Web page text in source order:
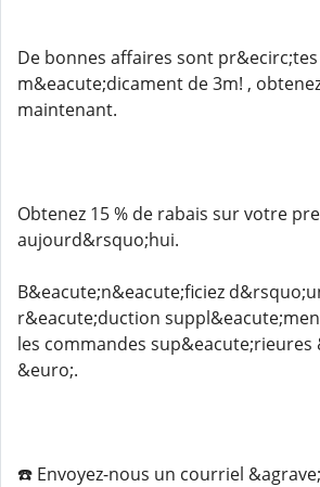
De bonnes affaires sont
m&eacute;dicament de 3m! ,
maintenant.
Obtenez 15 % de rabais sur votre
aujourd&rsquo;hui.
B&eacute;n&eacute;ficiez
r&eacute;duction
les commandes sup&eacute;rieures
&euro;.
☎️ Envoyez-nous un courriel